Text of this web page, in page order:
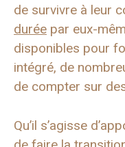
de survivre à leur
durée par eux-
disponibles pour
intégré, de
de compter sur
Qu’il s’agisse